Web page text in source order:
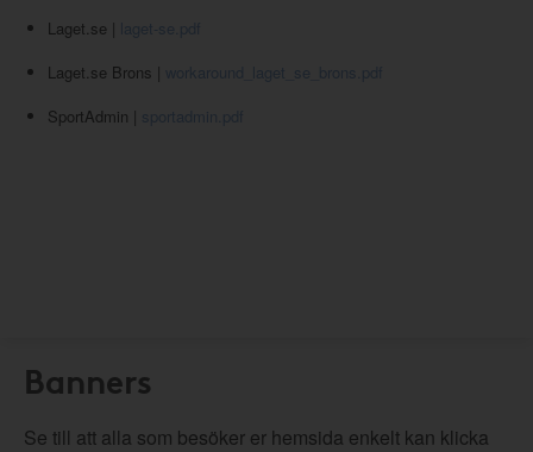
Laget.se |
laget-se.pdf
Laget.se Brons | workaround_laget_se_brons.pdf
SportAdmin |
sportadmin.pdf
Banners
Se till att alla som besöker er hemsida enkelt kan klicka